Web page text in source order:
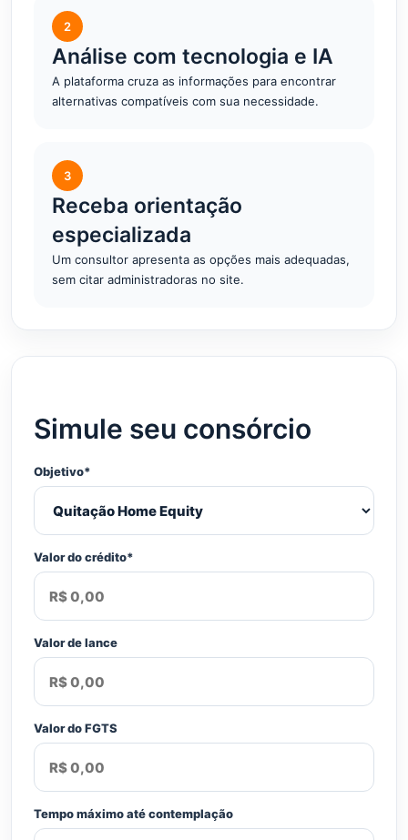
2
Análise com tecnologia e IA
A plataforma cruza as informações para encontrar
alternativas compatíveis com sua necessidade.
3
Receba orientação
especializada
Um consultor apresenta as opções mais adequadas,
sem citar administradoras no site.
Simule seu consórcio
Objetivo*
Valor do crédito*
Valor de lance
Valor do FGTS
Tempo máximo até contemplação